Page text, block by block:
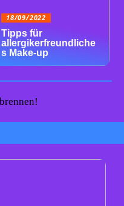
18/09/2022
Tipps für
allergikerfreundliche
s Make-up